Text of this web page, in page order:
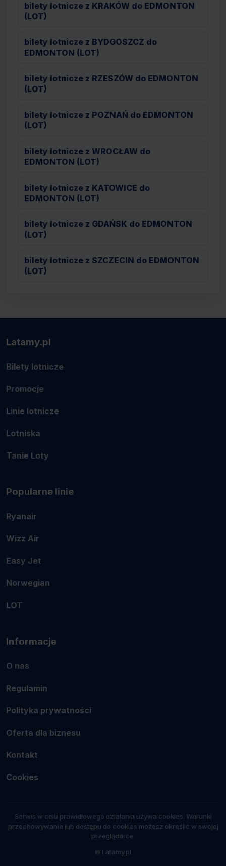
bilety lotnicze z KRAKÓW do EDMONTON
(LOT)
bilety lotnicze z BYDGOSZCZ do
EDMONTON (LOT)
bilety lotnicze z RZESZÓW do EDMONTON
(LOT)
bilety lotnicze z POZNAŃ do EDMONTON
(LOT)
bilety lotnicze z WROCŁAW do
EDMONTON (LOT)
bilety lotnicze z KATOWICE do
EDMONTON (LOT)
bilety lotnicze z GDAŃSK do EDMONTON
(LOT)
bilety lotnicze z SZCZECIN do EDMONTON
(LOT)
Latamy.pl
Bilety lotnicze
Promocje
Linie lotnicze
Lotniska
Tanie Loty
Popularne linie
Ryanair
Wizz Air
Easy Jet
Norwegian
LOT
Informacje
O nas
Regulamin
Polityka prywatności
Oferta dla biznesu
Kontakt
Cookies
Serwis w celu prawidłowego działania używa cookies. Warunki
przechowywania lub dostępu do cookies możesz określić w swojej
przeglądarce.
© Latamy.pl